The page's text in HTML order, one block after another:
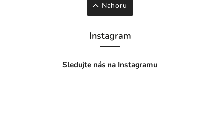
Nahoru
Instagram
Sledujte nás na Instagramu